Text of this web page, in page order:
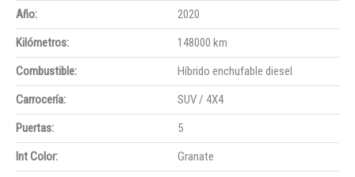
Año:
2020
Kilómetros:
148000 km
Combustible:
Híbrido enchufable diesel
Carrocería:
SUV / 4X4
Puertas:
5
Int Color:
Granate